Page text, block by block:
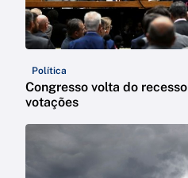
Política
Congresso volta do
votações